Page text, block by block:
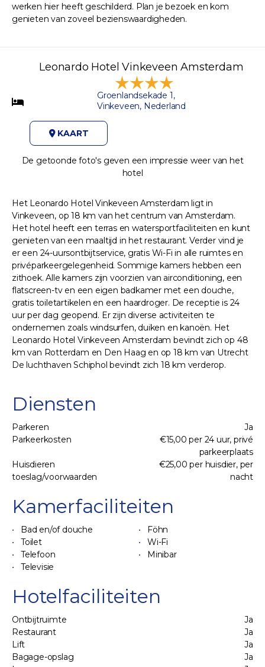
werken hier heeft geschilderd. Plan je bezoek en kom
genieten van zoveel bezienswaardigheden.
Leonardo Hotel Vinkeveen Amsterdam
Groenlandsekade 1,
Vinkeveen, Nederland
KAART
De getoonde foto's geven een impressie weer van het
hotel
Het Leonardo Hotel Vinkeveen Amsterdam ligt in
Vinkeveen, op 18 km van het centrum van Amsterdam.
Het hotel heeft een terras en watersportfaciliteiten en kunt
genieten van een maaltijd in het restaurant. Verder vind je
er een 24-uursontbijtservice, gratis Wi-Fi in alle ruimtes en
privéparkeergelegenheid. Sommige kamers hebben een
zithoek. Alle kamers zijn voorzien van airconditioning, een
flatscreen-tv en een eigen badkamer met een douche,
gratis toiletartikelen en een haardroger. De receptie is 24
uur per dag geopend. Er zijn diverse activiteiten te
ondernemen zoals windsurfen, duiken en kanoën. Het
Leonardo Hotel Vinkeveen Amsterdam bevindt zich op 48
km van Rotterdam en Den Haag en op 18 km van Utrecht
De luchthaven Schiphol bevindt zich 18 km verderop.
Diensten
Parkeren
Ja
Parkeerkosten
€15,00 per 24 uur, privé
parkeerplaats
Huisdieren
toeslag/voorwaarden
€25,00 per huisdier, per
nacht
Kamerfaciliteiten
Bad en/of douche
Föhn
Toilet
Wi-Fi
Telefoon
Minibar
Televisie
Hotelfaciliteiten
Ontbijtruimte
Ja
Restaurant
Ja
Lift
Ja
Bagage-opslag
Ja